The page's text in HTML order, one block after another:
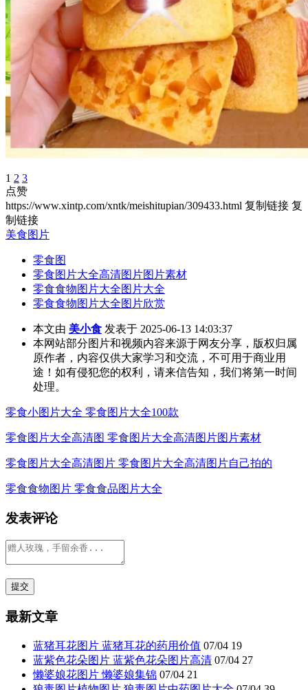
1 2 3
点赞
https://www.xintp.com/xntk/meishitupian/309433.html 复制链接 复
制链接
美食图片
零食图
零食图片大全高清图片图片素材
零食食物图片大全图片大全
零食食物图片大全图片欣赏
本文由 美小食 发表于 2025-06-13 14:03:37
本网站部分图片和视频内容来源于网友分享，版权归属
原作者，内容仅供大家学习和交流，不可用于商业用
途！如有侵犯您的权利，请来信告知，我们将第一时间
处理。
零食小图片大全 零食图片大全100款
零食图片大全高清图 零食图片大全高清图片图片素材
零食图片大全高清图片 零食图片大全高清图片自己拍的
零食食物图片 零食食品图片大全
发表评论
最新文章
蓝猪耳花图片 蓝猪耳花的药用价值 07/04 19
蓝紫色花朵图片 蓝紫色花朵图片高清 07/04 27
懒婆娘花图片 懒婆娘集锦 07/04 21